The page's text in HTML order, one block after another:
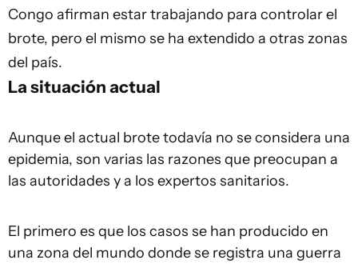
Congo afirman estar trabajando para controlar el
brote, pero el mismo se ha extendido a otras zonas
del país.
La situación actual
Aunque el actual brote todavía no se considera una
epidemia, son varias las razones que preocupan a
las autoridades y a los expertos sanitarios.
El primero es que los casos se han producido en
una zona del mundo donde se registra una guerra